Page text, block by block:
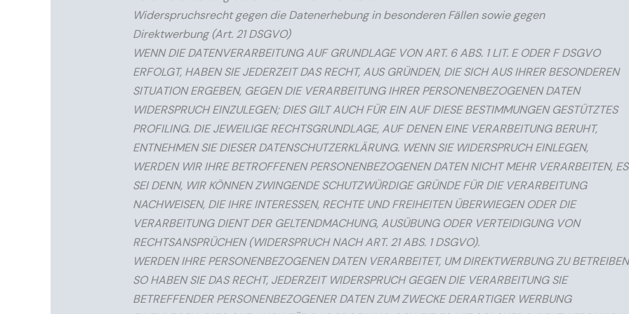
Widerspruchsrecht gegen die Datenerhebung in besonderen Fällen sowie gegen
Direktwerbung (Art. 21 DSGVO)
WENN DIE DATENVERARBEITUNG AUF GRUNDLAGE VON ART. 6 ABS. 1 LIT. E ODER F DSGVO
ERFOLGT, HABEN SIE JEDERZEIT DAS RECHT, AUS GRÜNDEN, DIE SICH AUS IHRER BESONDEREN
SITUATION ERGEBEN, GEGEN DIE VERARBEITUNG IHRER PERSONENBEZOGENEN DATEN
WIDERSPRUCH EINZULEGEN; DIES GILT AUCH FÜR EIN AUF DIESE BESTIMMUNGEN GESTÜTZTES
PROFILING. DIE JEWEILIGE RECHTSGRUNDLAGE, AUF DENEN EINE VERARBEITUNG BERUHT,
ENTNEHMEN SIE DIESER DATENSCHUTZERKLÄRUNG. WENN SIE WIDERSPRUCH EINLEGEN,
WERDEN WIR IHRE BETROFFENEN PERSONENBEZOGENEN DATEN NICHT MEHR VERARBEITEN, ES
SEI DENN, WIR KÖNNEN ZWINGENDE SCHUTZWÜRDIGE GRÜNDE FÜR DIE VERARBEITUNG
NACHWEISEN, DIE IHRE INTERESSEN, RECHTE UND FREIHEITEN ÜBERWIEGEN ODER DIE
VERARBEITUNG DIENT DER GELTENDMACHUNG, AUSÜBUNG ODER VERTEIDIGUNG VON
RECHTSANSPRÜCHEN (WIDERSPRUCH NACH ART. 21 ABS. 1 DSGVO).
WERDEN IHRE PERSONENBEZOGENEN DATEN VERARBEITET, UM DIREKTWERBUNG ZU
SO HABEN SIE DAS RECHT, JEDERZEIT WIDERSPRUCH GEGEN DIE VERARBEITUNG SIE
BETREFFENDER PERSONENBEZOGENER DATEN ZUM ZWECKE DERARTIGER WERBUNG